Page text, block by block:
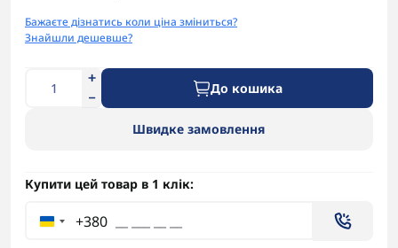
Бажаєте дізнатись коли ціна зміниться?
Знайшли дешевше?
До кошика
Швидке замовлення
Купити цей товар в 1 клік:
+380